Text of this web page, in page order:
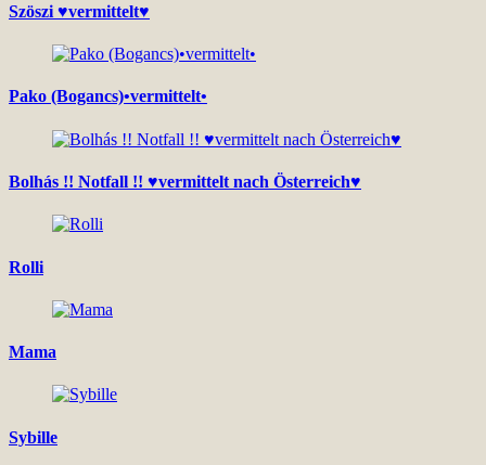
Szöszi ♥vermittelt♥
Pako (Bogancs)•vermittelt•
Bolhás !! Notfall !! ♥vermittelt nach Österreich♥
Rolli
Mama
Sybille